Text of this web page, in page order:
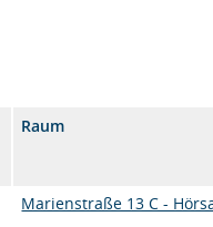
Raum
Marienstraße 13 C -